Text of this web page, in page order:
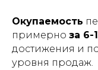
Окупаемость
примерно за 6-
достижения и
уровня продаж.